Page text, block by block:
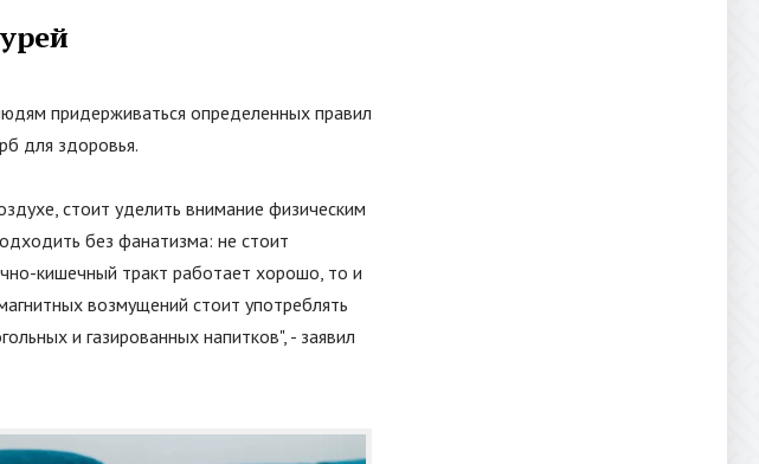
придерживаться определенных правил
для здоровья.
стоит уделить внимание физическим
без фанатизма: не стоит
кишечный тракт работает хорошо, то и
возмущений стоит употреблять
и газированных напитков", - заявил